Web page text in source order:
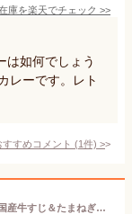
庫を楽天でチェック >>
は如何でしょう
レーです。レト
すめコメント (1件) >
激得クーポン配布中 ★250,000食完売★100％国産牛すじ＆たまねぎ使用 牛すじ肉カレー210g 中辛 3パック入り 本格派レトルト 非常食 保存食【全国送料無料】